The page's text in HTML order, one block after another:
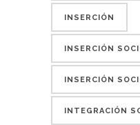
INSERCIÓN
INSERCIÓN
INSERCIÓN
INTEGRACIÓN